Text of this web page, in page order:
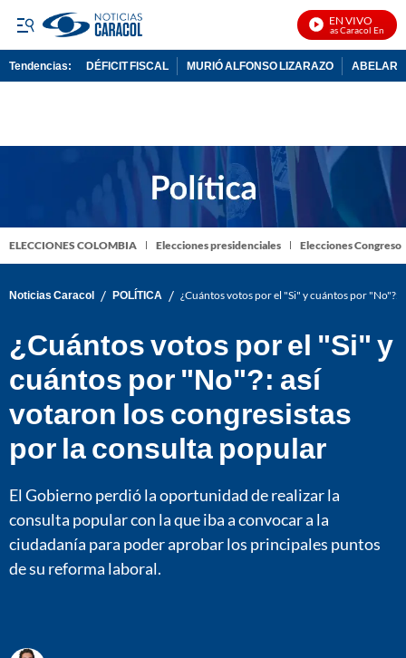
EN VIVO
Noticias Caracol En Vivo
Tendencias: DÉFICIT FISCAL MURIÓ ALFONSO LIZARAZO
ELECCIONES COLOMBIA Elecciones presidenciales Elecciones Congreso
Noticias Caracol / POLÍTICA / ¿Cuántos votos por el "Si" y cuántos por
¿Cuántos votos por el "Si" y
cuántos por "No"?: así
votaron los congresistas
por la consulta popular
El Gobierno perdió la oportunidad de realizar la
consulta popular con la que iba a convocar a la
ciudadanía para poder aprobar los principales puntos
de su reforma laboral.